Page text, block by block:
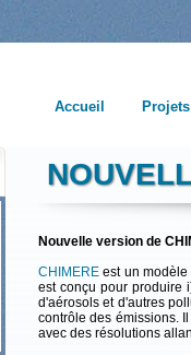
Accueil Projets
Nouvelle version de
CHIMERE est un
est conçu pour produire
d'aérosols et d'autres
contrôle des émissions.
avec des résolutions